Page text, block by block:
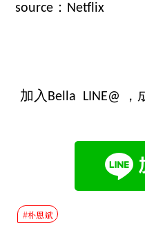
source：Netflix
加入Bella LINE@
#朴恩斌